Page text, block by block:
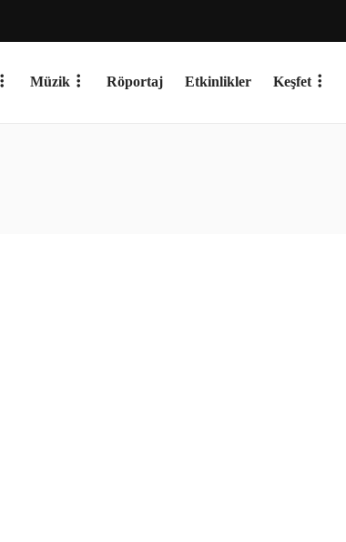
Müzik Röportaj Etkinlikler Keşfet